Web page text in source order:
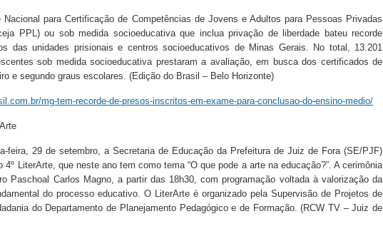
Nacional para Certificação de Competências de Jovens e Adultos para Pessoas Privadas
PPL) ou sob medida socioeducativa que inclua privação de liberdade bateu recorde
das unidades prisionais e centros socioeducativos de Minas Gerais. No total, 13.201
sob medida socioeducativa prestaram a avaliação, em busca dos certificados de
e segundo graus escolares. (Edição do Brasil – Belo Horizonte)
mg-tem-recorde-de-presos-inscritos-em-exame-para-conclusao-do-ensino-medio/
feira, 29 de setembro, a Secretaria de Educação da Prefeitura de Juiz de Fora (SE/PJF)
4º LiterArte, que neste ano tem como tema “O que pode a arte na educação?”. A cerimônia
Paschoal Carlos Magno, a partir das 18h30, com programação voltada à valorização da
do processo educativo. O LiterArte é organizado pela Supervisão de Projetos de
do Departamento de Planejamento Pedagógico e de Formação. (RCW TV – Juiz de